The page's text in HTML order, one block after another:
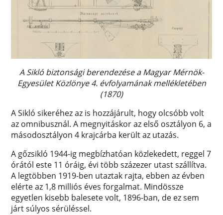
A Sikló biztonsági berendezése a Magyar Mérnök-
Egyesület Közlönye 4. évfolyamának mellékletében
(1870)
A Sikló sikeréhez az is hozzájárult, hogy olcsóbb volt
az omnibusznál. A megnyitáskor az első osztályon 6, a
másodosztályon 4 krajcárba került az utazás.
A gőzsikló 1944-ig megbízhatóan közlekedett, reggel 7
órától este 11 óráig, évi több százezer utast szállítva.
A legtöbben 1919-ben utaztak rajta, ebben az évben
elérte az 1,8 milliós éves forgalmat. Mindössze
egyetlen kisebb balesete volt, 1896-ban, de ez sem
járt súlyos sérüléssel.